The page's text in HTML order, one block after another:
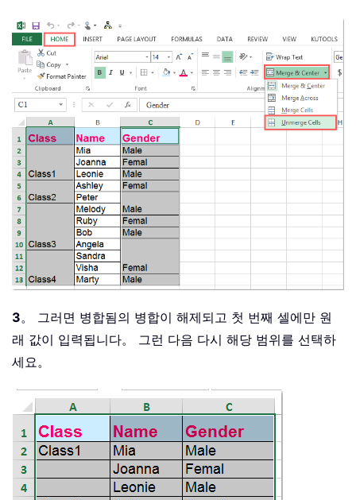
3。 그러면 병합됨의 병합이 해제되고 첫 번째 셀에만 원
래 값이 입력됩니다。 그런 다음 다시 해당 범위를 선택하
세요。